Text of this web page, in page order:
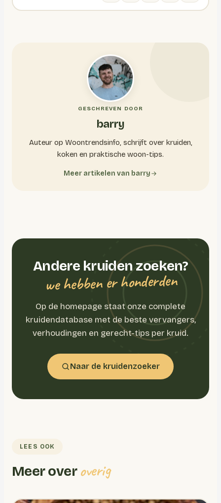
GESCHREVEN DOOR
barry
Auteur op Woontrendsinfo, schrijft over kruiden,
koken en praktische woon-tips.
Meer artikelen van barry
Andere kruiden zoeken?
we hebben er honderden
Op de homepage staat onze complete
kruidendatabase met de beste vervangers,
verhoudingen en gerecht-tips per kruid.
Naar de kruidenzoeker
LEES OOK
Meer over overig